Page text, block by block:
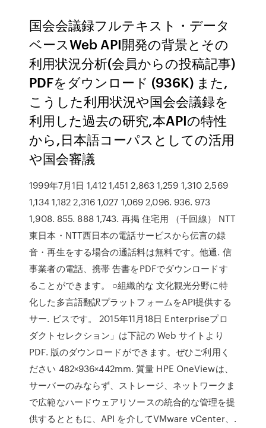
国会会議録フルテキスト・データ
ベースWeb API開発の背景とその
利用状況分析(会員からの投稿記事)
PDFをダウンロード (936K) また,
こうした利用状況や国会会議録を
利用した過去の研究,本APIの特性
から,日本語コーパスとしての活用
や国会審議
1999年7月1日 1,412 1,451 2,863 1,259 1,310 2,569
1,134 1,182 2,316 1,027 1,069 2,096. 936. 973
1,908. 855. 888 1,743. 再掲 住宅用 （千回線） NTT
東日本・NTT西日本の電話サービスから伝言の録
音・再生をする場合の通話料は無料です。他通. 信
事業者の電話、携帯 告書をPDFでダウンロードす
ることができます。 ○組織的な 文化観光分野に特
化した多言語翻訳プラットフォームをAPI提供する
サー. ビスです。 2015年11月18日 Enterpriseプロ
ダクトセレクション」は下記の Web サイトより
PDF. 版のダウンロードができます。ぜひご利用く
ださい 482×936×442mm. 質量 HPE OneViewは、
サーバーのみならず、ストレージ、ネットワークま
で広範なハードウェアリソースの統合的な管理を提
供するとともに、API を介してVMware vCenter、.